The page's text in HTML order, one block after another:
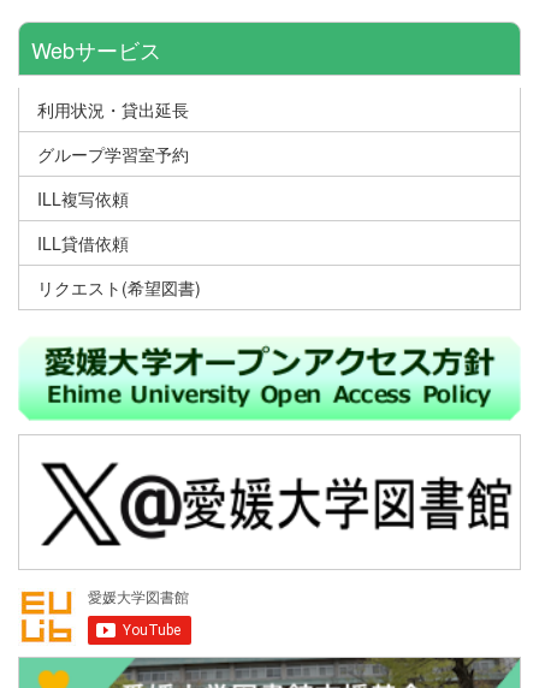
Webサービス
利用状況・貸出延長
グループ学習室予約
ILL複写依頼
ILL貸借依頼
リクエスト(希望図書)